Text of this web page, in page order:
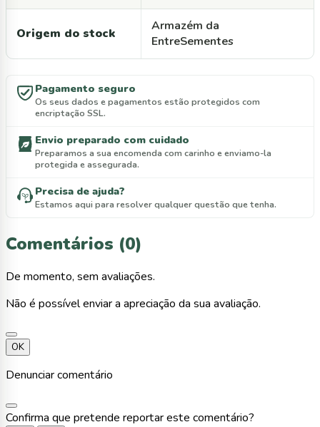
Origem do stock
Armazém da
EntreSementes
Pagamento seguro
Os seus dados e pagamentos estão protegidos com
encriptação SSL.
Envio preparado com cuidado
Preparamos a sua encomenda com carinho e enviamo-la
protegida e assegurada.
Precisa de ajuda?
Estamos aqui para resolver qualquer questão que tenha.
Comentários (0)
De momento, sem avaliações.
Não é possível enviar a apreciação da sua avaliação.
OK
Denunciar comentário
Confirma que pretende reportar este comentário?